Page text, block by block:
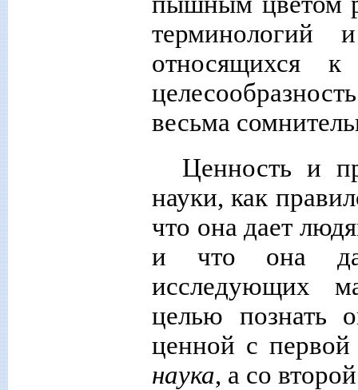
терминологий
относящихся
весьма
Ценность и
науки, как
что она дает
и что она
исследующих
целью познать
ценной с первой
наука, а со